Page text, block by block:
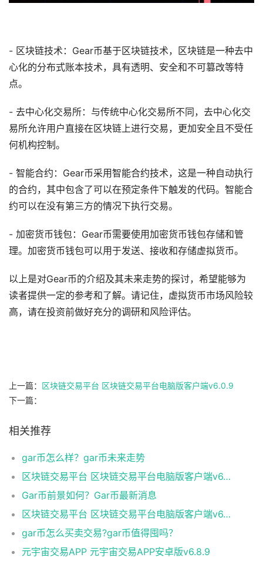
- 区块链技术：Gear币基于区块链技术，区块链是一种去中
心化的分布式账本技术，具有透明、安全和不可篡改等特
点。
- 去中心化交易所：与传统中心化交易所不同，去中心化交
易所允许用户直接在区块链上进行交易，更加安全且不受任
何机构控制。
- 智能合约：Gear币采用智能合约技术，这是一种自动执行
的合约，其中包含了可以在预定条件下触发的代码。智能合
约可以在没有第三方的情况下执行交易。
- 加密货币钱包：Gear币需要使用加密货币钱包存储和管
理。加密货币钱包可以用于发送、接收和存储虚拟货币。
以上是对Gear币的介绍及其未来走势的探讨，希望能够为
读者提供一定的参考和了解。请记住，虚拟货币市场风险较
高，请在投资前做好充分的调研和风险评估。
上一篇：
区块链交易平台 区块链交易平台电脑版客户端v6.0.9
下一篇：
相关推荐
gar币怎么样？gar币未来走势
区块链交易平台 区块链交易平台电脑版客户端v6.0.9
Gar币前景如何？Gar币最新消息
区块链交易平台 区块链交易平台电脑版客户端v6.0.9
gar币怎么买卖交易?gar币值得囤吗？
元宇宙交易APP 元宇宙交易APP安卓版v6.8.9